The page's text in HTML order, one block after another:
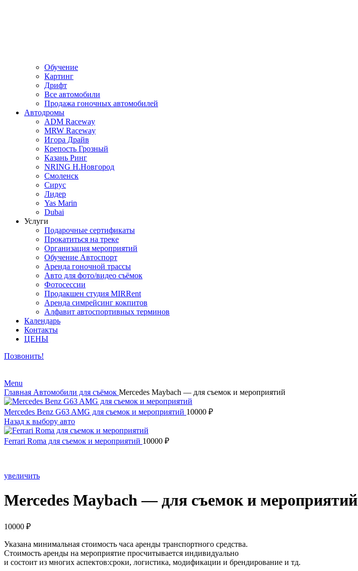
Обучение
Картинг
Дрифт
Все автомобили
Продажа гоночных автомобилей
Автодромы
ADM Raceway
MRW Raceway
Игора Драйв
Крепость Грозный
Казань Ринг
NRING Н.Новгород
Смоленск
Сирус
Лидер
Yas Marin
Dubai
Услуги
Подарочные сертификаты
Прокатиться на треке
Организация мероприятий
Обучение Автоспорт
Аренда гоночной трассы
Авто для фото/видео съёмок
Фотосессии
Продакшен студия MIRRent
Аренда симрейсинг кокпитов
Алфавит автоспортивных терминов
Календарь
Контакты
ЦЕНЫ
Позвонить!
Menu
Главная Автомобили для съёмок Mercedes Maybach — для съемок и мероприятий
Mercedes Benz G63 AMG для съемок и мероприятий 10000 ₽
Назад к выбору авто
Ferrari Roma для съемок и мероприятий 10000 ₽
увеличить
Mercedes Maybach — для съемок и мероприятий
10000 ₽
Указана минимальная стоимость часа аренды транспортного средства.
Стоимость аренды на мероприятие просчитывается индивидуально
и состоит из многих аспектов:сроки, логистика, модификации и брендирование и тд.